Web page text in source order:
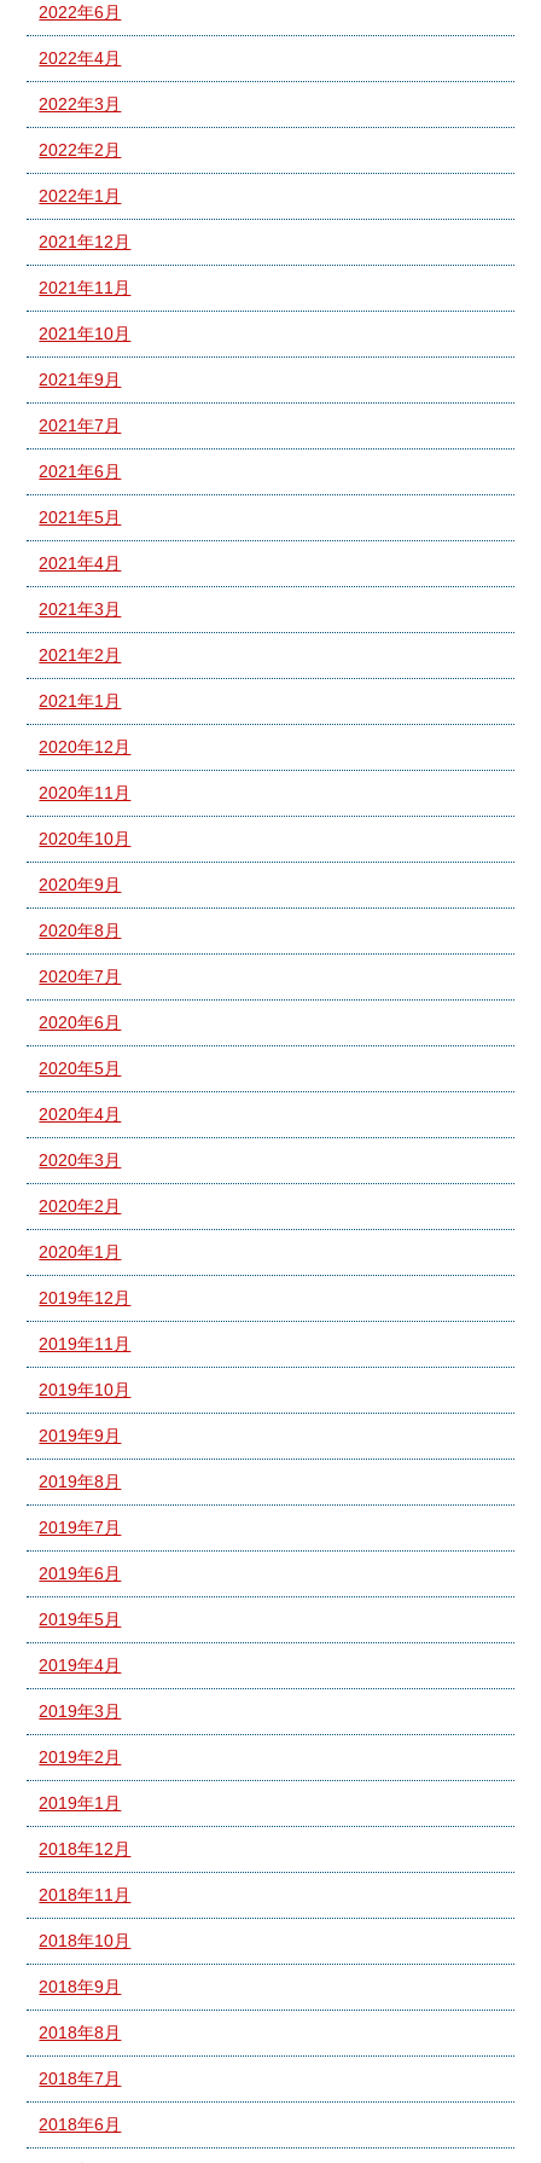
2022年6月
2022年4月
2022年3月
2022年2月
2022年1月
2021年12月
2021年11月
2021年10月
2021年9月
2021年7月
2021年6月
2021年5月
2021年4月
2021年3月
2021年2月
2021年1月
2020年12月
2020年11月
2020年10月
2020年9月
2020年8月
2020年7月
2020年6月
2020年5月
2020年4月
2020年3月
2020年2月
2020年1月
2019年12月
2019年11月
2019年10月
2019年9月
2019年8月
2019年7月
2019年6月
2019年5月
2019年4月
2019年3月
2019年2月
2019年1月
2018年12月
2018年11月
2018年10月
2018年9月
2018年8月
2018年7月
2018年6月